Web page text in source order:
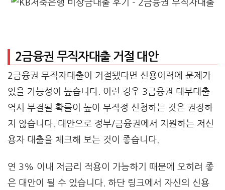
2금융권 무직자대출 거절 대안
2금융권 무직자대출이 거절됐다면 신용이력에 문제가
있을 가능성이 높습니다. 이런 경우 3금융권 대부대출
역시 부결될 확률이 높아 무작정 신청하는 것은 권장하
지 않습니다. 대안으로 정부/금융권에서 지원하는 저신
용자 대출을 체크해 보는 것이 좋습니다.
연 3% 이내 저금리 적용이 가능하기 때문에 오히려 좋
은 대안이 될 수 있습니다. 하단 링크에서 자신의 신용